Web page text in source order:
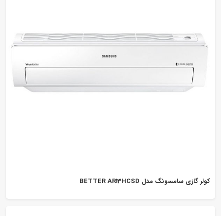
کولر گازی سامسونگ مدل BETTER AR13HCSD